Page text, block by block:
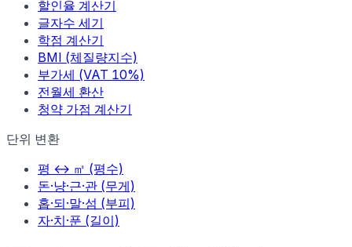
할인율 계산기
글자수 세기
학점 계산기
BMI (체질량지수)
부가세 (VAT 10%)
전월세 환산
청약 가점 계산기
단위 변환
평 ↔ ㎡ (평수)
돈·냥·근·관 (무게)
홉·되·말·섬 (부피)
자·치·푼 (길이)